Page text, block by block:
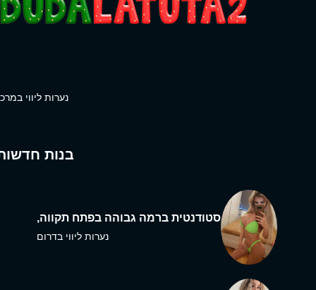
נערות ליווי
בנות
סטודנטית ברמה גבוהה בפתח תקווה,
נערות ליווי בדרום